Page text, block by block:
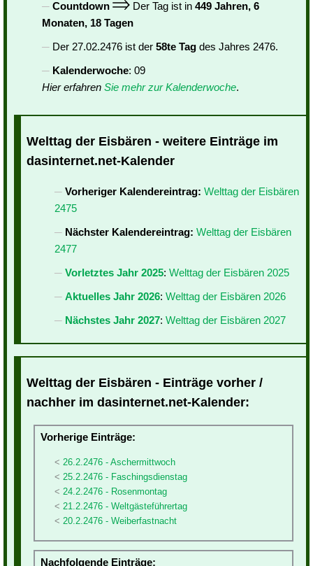
Countdown
Der Tag ist in 449 Jahren, 6
Monaten, 18 Tagen
Der 27.02.2476 ist der 58te Tag des Jahres 2476.
Kalenderwoche: 09
Hier erfahren Sie mehr zur Kalenderwoche.
Welttag der Eisbären - weitere Einträge im
dasinternet.net-Kalender
Vorheriger Kalendereintrag: Welttag der Eisbären
2475
Nächster Kalendereintrag: Welttag der Eisbären
2477
Vorletztes Jahr 2025: Welttag der Eisbären 2025
Aktuelles Jahr 2026: Welttag der Eisbären 2026
Nächstes Jahr 2027: Welttag der Eisbären 2027
Welttag der Eisbären - Einträge vorher /
nachher im dasinternet.net-Kalender:
Vorherige Einträge:
26.2.2476 - Aschermittwoch
25.2.2476 - Faschingsdienstag
24.2.2476 - Rosenmontag
21.2.2476 - Weltgästeführertag
20.2.2476 - Weiberfastnacht
Nachfolgende Einträge: